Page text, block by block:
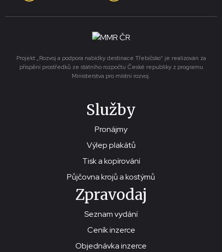
Projekt „Rozvoj a podpora nabídky destinace Třebíčsko“ je realizován za
přispění prostředků ze státního rozpočtu České republiky z programu
Ministerstva pro místní rozvoj.
Služby
Pronájmy
Výlep plakátů
Tisk a kopírování
Půjčovna krojů a kostýmů
Zpravodaj
Seznam vydání
Ceník inzerce
Objednávka inzerce